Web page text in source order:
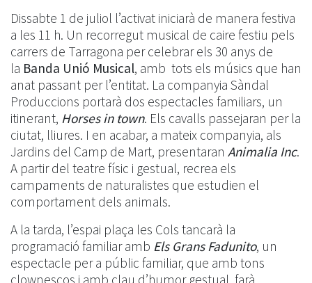
Dissabte 1 de juliol l’activat iniciarà de manera festiva
a les 11 h. Un recorregut musical de caire festiu pels
carrers de Tarragona per celebrar els 30 anys de
la Banda Unió Musical, amb tots els músics que han
anat passant per l’entitat. La companyia Sàndal
Produccions portarà dos espectacles familiars, un
itinerant, Horses in town. Els cavalls passejaran per la
ciutat, lliures. I en acabar, a mateix companyia, als
Jardins del Camp de Mart, presentaran Animalia Inc.
A partir del teatre físic i gestual, recrea els
campaments de naturalistes que estudien el
comportament dels animals.
A la tarda, l’espai plaça les Cols tancarà la
programació familiar amb Els Grans Fadunito, un
espectacle per a públic familiar, que amb tons
clownescos i amb clau d’humor gestual, farà